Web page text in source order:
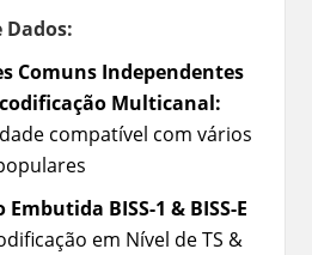
Dados:
Comuns Independentes
Multicanal:
compatível com vários
BISS-1 & BISS-E
em Nível de TS &